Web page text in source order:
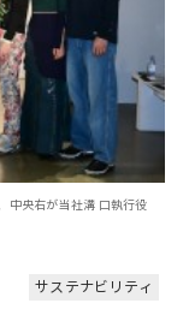
中央右が当社溝 口執行役
サステナビリティ